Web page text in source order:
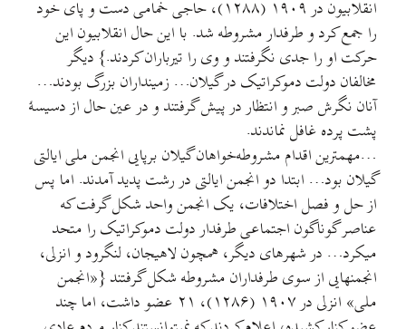
انقلابیون در ۱۹۰۹ (۱۲۸۸)، حاجی خمامی دست و پای خود
را جمع کرد و طرفدار مشروطه شد. با این حال انقلابیون این
حرکت او را جدی نگرفتند و وی را تیرباران کردند.} دیگر
مخالفان دولت دموکراتیک در گیلان… زمینداران بزرگ بودند…
آنان نگرش صبر و انتظار در پیش گرفتند و در عین حال از دسیسهٔ
پشت پرده غافل نماندند.
…مهمترین اقدام مشروطه‌خواهان گیلان برپایی انجمن ملی ایالتی
گیلان بود… ابتدا دو انجمن ایالتی در رشت پدید آمدند. اما پس
از حل و فصل اختلافات، یک انجمن واحد شکل گرفت که
عناصر گوناگون اجتماعی طرفدار دولت دموکراتیک را متحد
میکرد… در شهرهای دیگر، همچون لاهیجان، لنگرود و انزلی،
انجمنهایی از سوی طرفداران مشروطه شکل گرفتند {«انجمن
ملی» انزلی در ۱۹۰۷ (۱۲۸۶)، ۲۱ عضو داشت، اما چند